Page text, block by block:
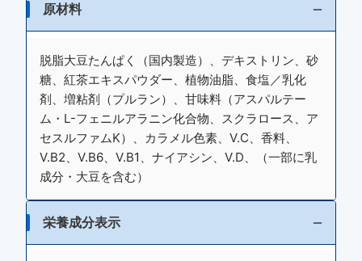
原材料
脱脂大豆たんぱく（国内製造）、デキストリン、砂
糖、紅茶エキスパウダー、植物油脂、食塩／乳化
剤、増粘剤（プルラン）、甘味料（アスパルテー
ム・L-フェニルアラニン化合物、スクラロース、ア
セスルファムK）、カラメル色素、V.C、香料、
V.B2、V.B6、V.B1、ナイアシン、V.D、（一部に乳
成分・大豆を含む）
栄養成分表示